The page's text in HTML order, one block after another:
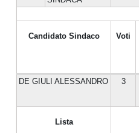
Candidato Sindaco Voti
DE GIULI ALESSANDRO 3
Lista